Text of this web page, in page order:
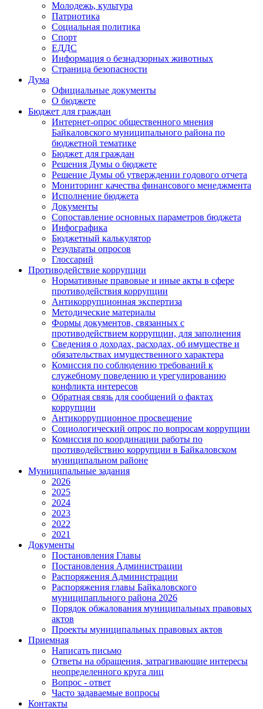
Молодежь, культура
Патриотика
Социальная политика
Спорт
ЕДДС
Информация о безнадзорных животных
Страница безопасности
Дума
Официальные документы
О бюджете
Бюджет для граждан
Интернет-опрос общественного мнения
Байкаловского муниципального района по
бюджетной тематике
Бюджет для граждан
Решения Думы о бюджете
Решение Думы об утверждении годового отчета
Мониторинг качества финансового менеджмента
Исполнение бюджета
Документы
Сопоставление основных параметров бюджета
Инфографика
Бюджетный калькулятор
Результаты опросов
Глоссарий
Противодействие коррупции
Нормативные правовые и иные акты в сфере
противодействия коррупции
Антикоррупционная экспертиза
Методические материалы
Формы документов, связанных с
противодействием коррупции, для заполнения
Сведения о доходах, расходах, об имуществе и
обязательствах имущественного характера
Комиссия по соблюдению требований к
служебному поведению и урегулированию
конфликта интересов
Обратная связь для сообщений о фактах
коррупции
Антикоррупционное просвещение
Социологический опрос по вопросам коррупции
Комиссия по координации работы по
противодействию коррупции в Байкаловском
муниципальном районе
Муниципальные задания
2026
2025
2024
2023
2022
2021
Документы
Постановления Главы
Постановления Администрации
Распоряжения Администрации
Распоряжения главы Байкаловского
муниципапльного района 2026
Порядок обжалования муниципальных правовых
актов
Проекты муниципальных правовых актов
Приемная
Написать письмо
Ответы на обращения, затрагивающие интересы
неопределенного круга лиц
Вопрос - ответ
Часто задаваемые вопросы
Контакты